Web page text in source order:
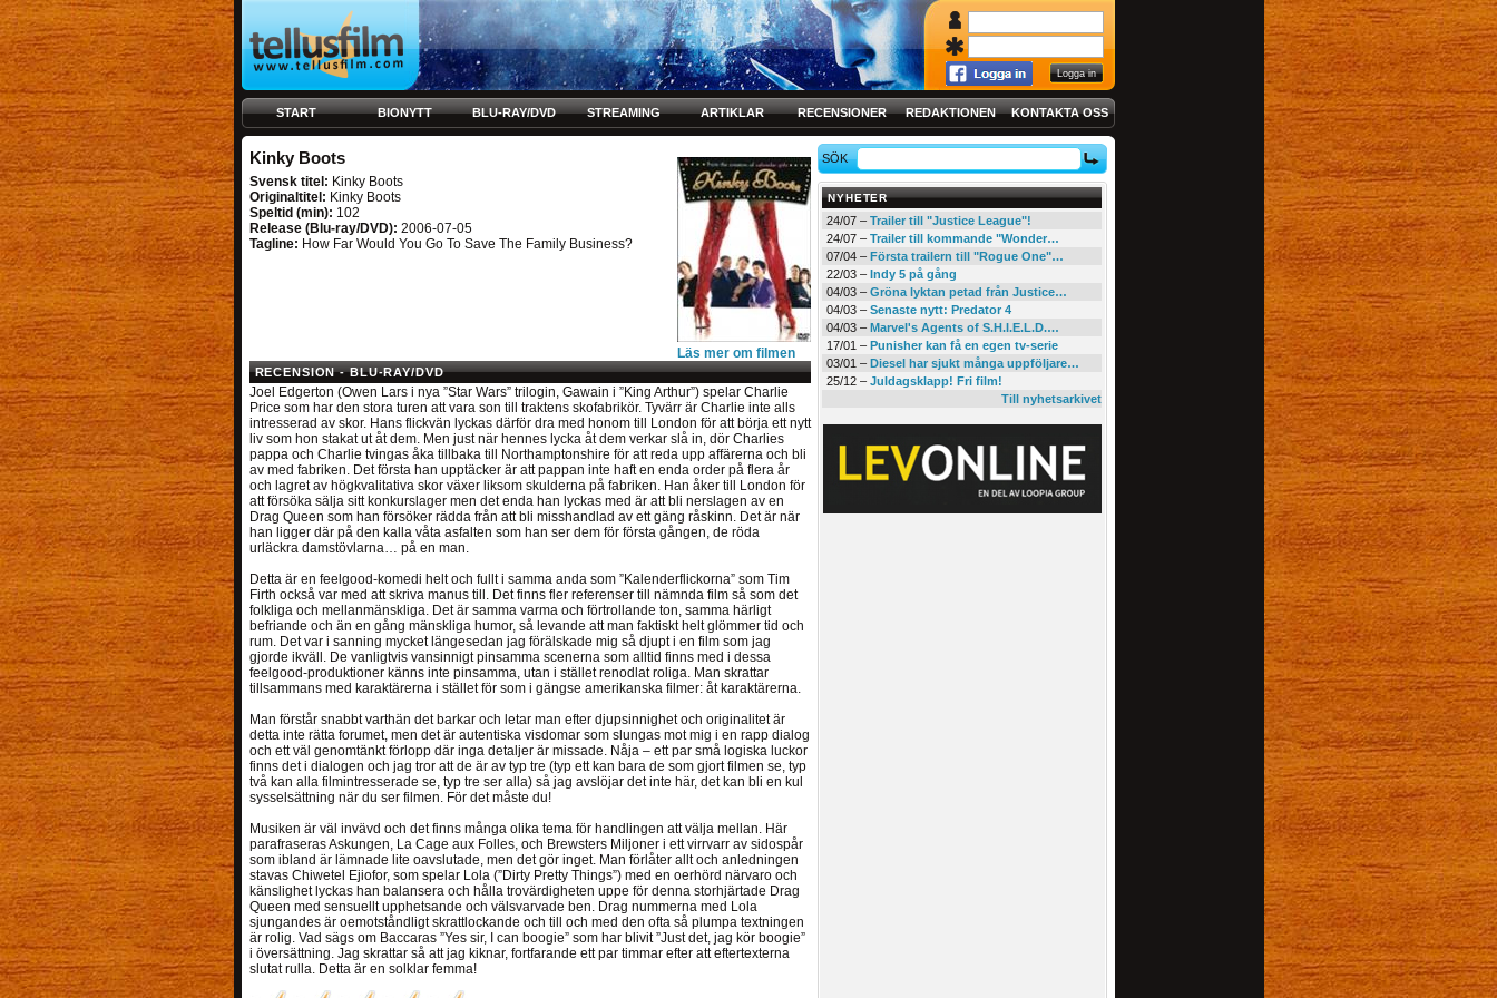
START BIONYTT BLU-RAY/DVD STREAMING ARTIKLAR RECENSIONER REDAKTIONEN KONTAKTA OSS
Kinky Boots
Läs mer om filmen
Svensk titel: Kinky Boots
Originaltitel: Kinky Boots
Speltid (min): 102
Release (Blu-ray/DVD): 2006-07-05
Tagline: How Far Would You Go To Save The Family Business?
RECENSION - BLU-RAY/DVD
Joel Edgerton (Owen Lars i nya ”Star Wars” trilogin, Gawain i ”King Arthur”) spelar Charlie
Price som har den stora turen att vara son till traktens skofabrikör. Tyvärr är Charlie inte alls
intresserad av skor. Hans flickvän lyckas därför dra med honom till London för att börja ett nytt
liv som hon stakat ut åt dem. Men just när hennes lycka åt dem verkar slå in, dör Charlies
pappa och Charlie tvingas åka tillbaka till Northamptonshire för att reda upp affärerna och bli
av med fabriken. Det första han upptäcker är att pappan inte haft en enda order på flera år
och lagret av högkvalitativa skor växer liksom skulderna på fabriken. Han åker till London för
att försöka sälja sitt konkurslager men det enda han lyckas med är att bli nerslagen av en
Drag Queen som han försöker rädda från att bli misshandlad av ett gäng råskinn. Det är när
han ligger där på den kalla våta asfalten som han ser dem för första gången, de röda
urläckra damstövlarna… på en man.
Detta är en feelgood-komedi helt och fullt i samma anda som ”Kalenderflickorna” som Tim
Firth också var med att skriva manus till. Det finns fler referenser till nämnda film så som det
folkliga och mellanmänskliga. Det är samma varma och förtrollande ton, samma härligt
befriande och än en gång mänskliga humor, så levande att man faktiskt helt glömmer tid och
rum. Det var i sanning mycket längesedan jag förälskade mig så djupt i en film som jag
gjorde ikväll. De vanligtvis vansinnigt pinsamma scenerna som alltid finns med i dessa
feelgood-produktioner känns inte pinsamma, utan i stället renodlat roliga. Man skrattar
tillsammans med karaktärerna i stället för som i gängse amerikanska filmer: åt karaktärerna.
Man förstår snabbt varthän det barkar och letar man efter djupsinnighet och originalitet är
detta inte rätta forumet, men det är autentiska visdomar som slungas mot mig i en rapp dialog
och ett väl genomtänkt förlopp där inga detaljer är missade. Nåja – ett par små logiska luckor
finns det i dialogen och jag tror att de är av typ tre (typ ett kan bara de som gjort filmen se, typ
två kan alla filmintresserade se, typ tre ser alla) så jag avslöjar det inte här, det kan bli en kul
sysselsättning när du ser filmen. För det måste du!
Musiken är väl invävd och det finns många olika tema för handlingen att välja mellan. Här
parafraseras Askungen, La Cage aux Folles, och Brewsters Miljoner i ett virrvarr av sidospår
som ibland är lämnade lite oavslutade, men det gör inget. Man förlåter allt och anledningen
stavas Chiwetel Ejiofor, som spelar Lola (”Dirty Pretty Things”) med en oerhörd närvaro och
känslighet lyckas han balansera och hålla trovärdigheten uppe för denna storhjärtade Drag
Queen med sensuellt upphetsande och välsvarvade ben. Drag nummerna med Lola
sjungandes är oemotståndligt skrattlockande och till och med den ofta så plumpa textningen
är rolig. Vad sägs om Baccaras ”Yes sir, I can boogie” som har blivit ”Just det, jag kör boogie”
i översättning. Jag skrattar så att jag kiknar, fortfarande ett par timmar efter att eftertexterna
slutat rulla. Detta är en solklar femma!
SÖK
NYHETER
24/07 –Trailer till "Justice League"!
24/07 –Trailer till kommande "Wonder…
07/04 –Första trailern till "Rogue One"…
22/03 –Indy 5 på gång
04/03 –Gröna lyktan petad från Justice…
04/03 –Senaste nytt: Predator 4
04/03 –Marvel's Agents of S.H.I.E.L.D.…
17/01 –Punisher kan få en egen tv-serie
03/01 –Diesel har sjukt många uppföljare…
25/12 –Juldagsklapp! Fri film!
Till nyhetsarkivet